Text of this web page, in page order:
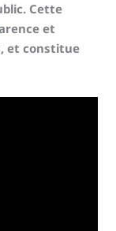
Cette
et
et constitue